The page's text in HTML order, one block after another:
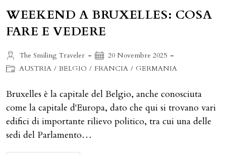
WEEKEND A BRUXELLES: COSA
FARE E VEDERE
Autore
dell'articolo:
The Smiling Traveler
Articolo
pubblicato:
20 Novembre 2025
Categoria
AUSTRIA / BELGIO / FRANCIA / GERMANIA
Bruxelles è la capitale del Belgio, anche conosciuta
come la capitale d'Europa, dato che qui si trovano vari
edifici di importante rilievo politico, tra cui una delle
sedi del Parlamento…